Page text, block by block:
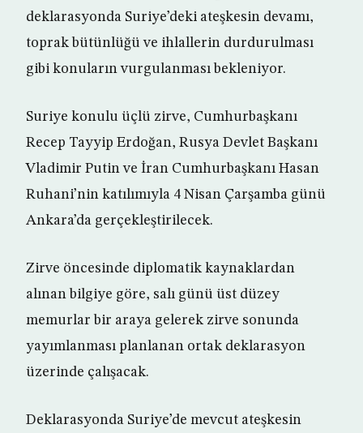
deklarasyonda Suriye’deki ateşkesin devamı,
toprak bütünlüğü ve ihlallerin durdurulması
gibi konuların vurgulanması bekleniyor.
Suriye konulu üçlü zirve, Cumhurbaşkanı
Recep Tayyip Erdoğan, Rusya Devlet Başkanı
Vladimir Putin ve İran Cumhurbaşkanı Hasan
Ruhani’nin katılımıyla 4 Nisan Çarşamba günü
Ankara’da gerçekleştirilecek.
Zirve öncesinde diplomatik kaynaklardan
alınan bilgiye göre, salı günü üst düzey
memurlar bir araya gelerek zirve sonunda
yayımlanması planlanan ortak deklarasyon
üzerinde çalışacak.
Deklarasyonda Suriye’de mevcut ateşkesin